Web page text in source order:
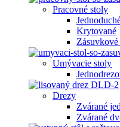
Pracovné stoly
Krytované
Umývacie stoly
Drezy
Zvárané
Zvárané